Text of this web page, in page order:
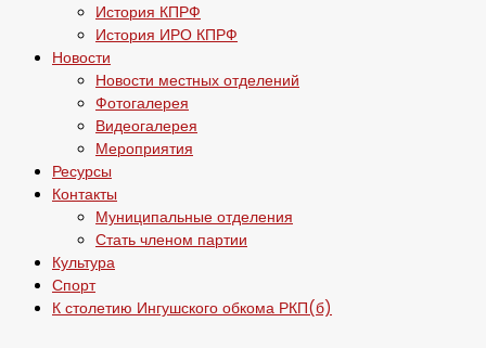
История КПРФ
История ИРО КПРФ
Новости
Новости местных отделений
Фотогалерея
Видеогалерея
Мероприятия
Ресурсы
Контакты
Муниципальные отделения
Стать членом партии
Культура
Спорт
К столетию Ингушского обкома РКП(б)